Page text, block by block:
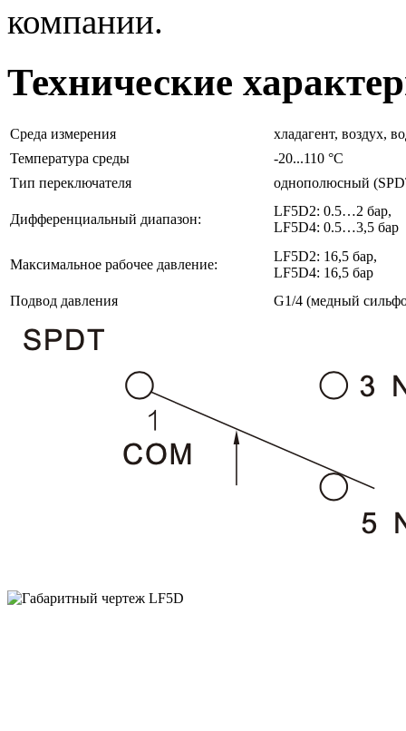
компании.
Технические
Среда измерения
хладагент, воздух,
Температура среды
-20...110 °C
Тип переключателя
однополюсный
Дифференциальный диапазон:
LF5D2: 0.5…2 бар,
LF5D4: 0.5…3,5 бар
Максимальное рабочее давление:
LF5D2: 16,5 бар,
LF5D4: 16,5 бар
Подвод давления
G1/4 (медный